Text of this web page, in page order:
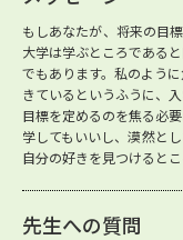
もしあなたが、将来の目
大学は学ぶところである
でもあります。私のよう
きているというふうに、
目標を定めるのを焦る必
学してもいいし、漠然と
自分の好きを見つけるとこ
先生への質問